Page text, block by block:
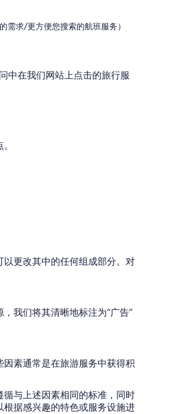
求/更方便您搜索的航班服务）
中在我们网站上点击的旅行服
更改其中的任何组成部分。对
我们将其清晰地标注为“广告”
素通常是在旅游服务中获得积
与上述因素相同的标准，同时
据感兴趣的特色或服务设施进